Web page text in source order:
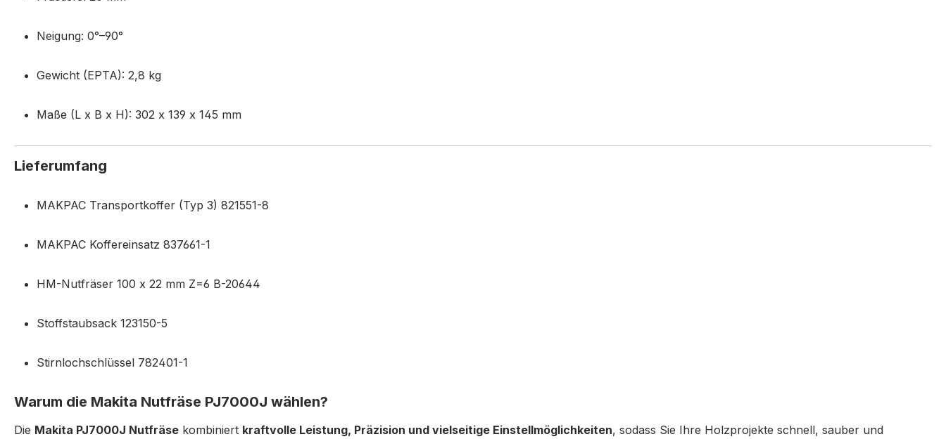
Neigung: 0°–90°
Gewicht (EPTA): 2,8 kg
Maße (L x B x H): 302 x 139 x 145 mm
Lieferumfang
MAKPAC Transportkoffer (Typ 3) 821551-8
MAKPAC Koffereinsatz 837661-1
HM-Nutfräser 100 x 22 mm Z=6 B-20644
Stoffstaubsack 123150-5
Stirnlochschlüssel 782401-1
Warum die Makita Nutfräse PJ7000J wählen?
Die Makita PJ7000J Nutfräse kombiniert kraftvolle Leistung, Präzision und vielseitige Einstellmöglichkeiten, sodass Sie Ihre Holzprojekte schnell, sauber und